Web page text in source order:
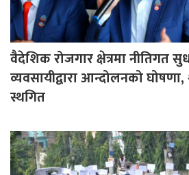
वैदेशिक रोजगार क्षेत्रमा नीतिगत
व्यवसायीद्वारा आन्दोलनको
स्थगित